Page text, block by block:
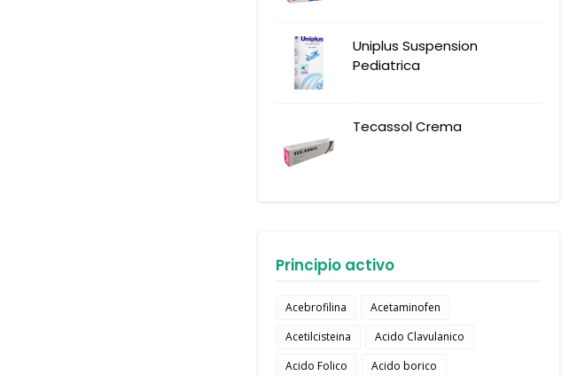
Uniplus Suspension
Pediatrica
Tecassol Crema
Principio activo
Acebrofilina
Acetaminofen
Acetilcisteina
Acido Clavulanico
Acido Folico
Acido borico